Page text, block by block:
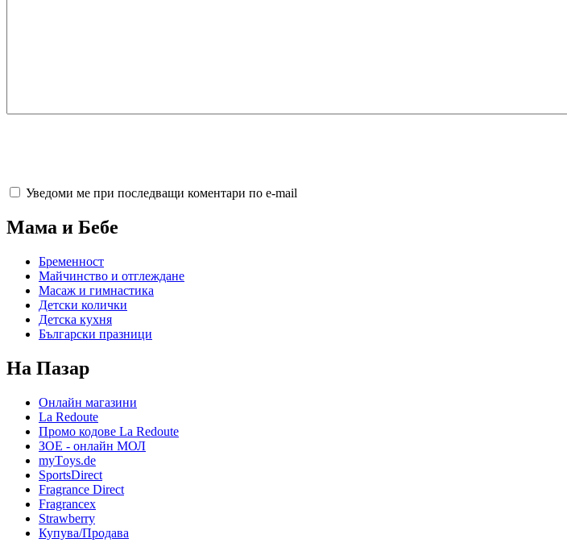
Уведоми ме при последващи коментари по e-mail
Мама и Бебе
Бременност
Майчинство и отглеждане
Масаж и гимнастика
Детски колички
Детска кухня
Български празници
На Пазар
Онлайн магазини
La Redoute
Промо кодове La Redoute
ЗОЕ - онлайн МОЛ
myТoys.de
SportsDirect
Fragrance Direct
Fragrancex
Strawberry
Купува/Продава